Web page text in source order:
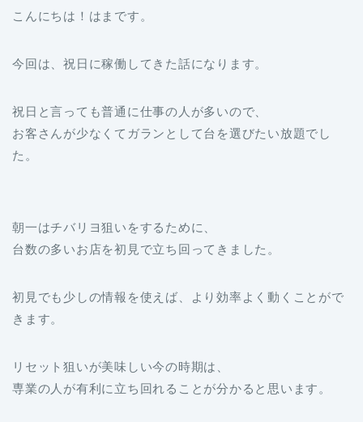
こんにちは！はまです。
今回は、祝日に稼働してきた話になります。
祝日と言っても普通に仕事の人が多いので、
お客さんが少なくてガランとして台を選びたい放題でし
た。
朝一はチバリヨ狙いをするために、
台数の多いお店を初見で立ち回ってきました。
初見でも少しの情報を使えば、より効率よく動くことがで
きます。
リセット狙いが美味しい今の時期は、
専業の人が有利に立ち回れることが分かると思います。